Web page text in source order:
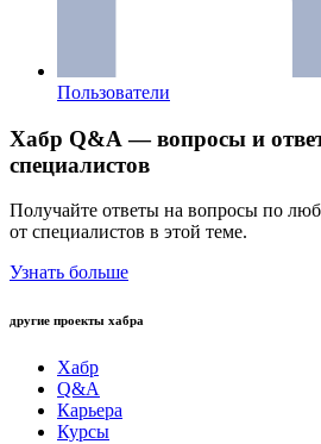
Пользователи
Хабр Q&A — вопросы и
специалистов
Получайте ответы на вопросы по
от специалистов в этой теме.
Узнать больше
другие проекты хабра
Хабр
Q&A
Карьера
Курсы